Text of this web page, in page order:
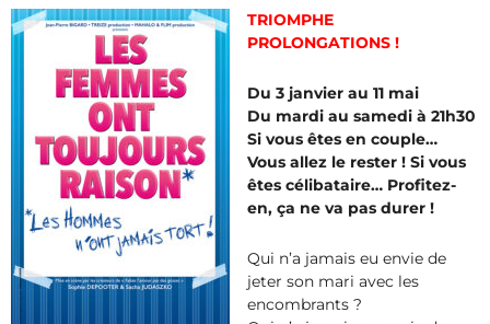
TRIOMPHE
PROLONGATIONS !
Du 3 janvier au 11 mai
Du mardi au samedi à 21h30
Si vous êtes en couple…
Vous allez le rester ! Si vous
êtes célibataire… Profitez-
en, ça ne va pas durer !
Qui n’a jamais eu envie de
jeter son mari avec les
encombrants ?